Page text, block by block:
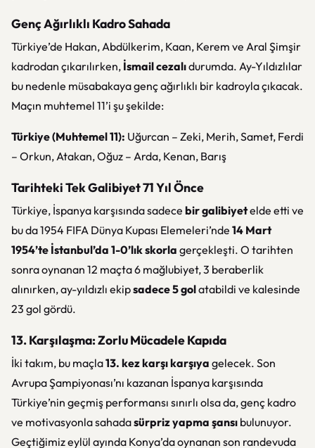
Genç Ağırlıklı Kadro Sahada
Türkiye’de Hakan, Abdülkerim, Kaan, Kerem ve Aral Şimşir
kadrodan çıkarılırken, İsmail cezalıdurumda. Ay-Yıldızlılar
bu nedenle müsabakaya genç ağırlıklı bir kadroyla çıkacak.
Maçın muhtemel 11’i şu şekilde:
Türkiye (Muhtemel 11): Uğurcan – Zeki, Merih, Samet, Ferdi
– Orkun, Atakan, Oğuz – Arda, Kenan, Barış
Tarihteki Tek Galibiyet 71 Yıl Önce
Türkiye, İspanya karşısında sadece bir galibiyetelde etti ve
bu da 1954 FIFA Dünya Kupası Elemeleri’nde 14 Mart
1954’te İstanbul’da 1-0’lık skorla gerçekleşti. O tarihten
sonra oynanan 12 maçta 6 mağlubiyet, 3 beraberlik
alınırken, ay-yıldızlı ekipsadece 5 golatabildi ve kalesinde
23 gol gördü.
13. Karşılaşma: Zorlu Mücadele Kapıda
İki takım, bu maçla13. kez karşı karşıya gelecek. Son
Avrupa Şampiyonası’nı kazanan İspanya karşısında
Türkiye’nin geçmiş performansı sınırlı olsa da, genç kadro
ve motivasyonla sahadasürpriz yapma şansı bulunuyor.
Geçtiğimiz eylül ayında Konya’da oynanan son randevuda